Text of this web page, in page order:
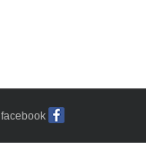
facebook